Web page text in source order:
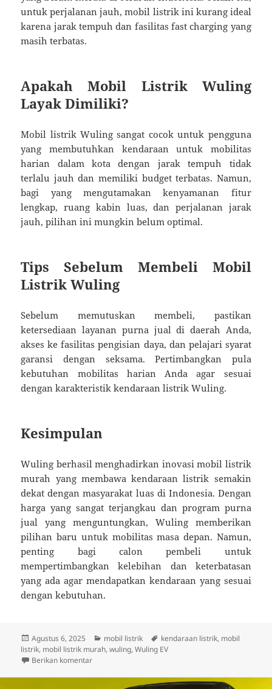
untuk perjalanan jauh, mobil listrik ini kurang ideal
karena jarak tempuh dan fasilitas fast charging yang
masih terbatas.
Apakah Mobil Listrik Wuling
Layak Dimiliki?
Mobil listrik Wuling sangat cocok untuk pengguna
yang membutuhkan kendaraan untuk mobilitas
harian dalam kota dengan jarak tempuh tidak
terlalu jauh dan memiliki budget terbatas. Namun,
bagi yang mengutamakan kenyamanan fitur
lengkap, ruang kabin luas, dan perjalanan jarak
jauh, pilihan ini mungkin belum optimal.
Tips Sebelum Membeli Mobil
Listrik Wuling
Sebelum memutuskan membeli, pastikan
ketersediaan layanan purna jual di daerah Anda,
akses ke fasilitas pengisian daya, dan pelajari syarat
garansi dengan seksama. Pertimbangkan pula
kebutuhan mobilitas harian Anda agar sesuai
dengan karakteristik kendaraan listrik Wuling.
Kesimpulan
Wuling berhasil menghadirkan inovasi mobil listrik
murah yang membawa kendaraan listrik semakin
dekat dengan masyarakat luas di Indonesia. Dengan
harga yang sangat terjangkau dan program purna
jual yang menguntungkan, Wuling memberikan
pilihan baru untuk mobilitas masa depan. Namun,
penting bagi calon pembeli untuk
mempertimbangkan kelebihan dan keterbatasan
yang ada agar mendapatkan kendaraan yang sesuai
dengan kebutuhan.
Diposkan
pada
Agustus 6, 2025 Kategori
mobil listrik Tag
kendaraan listrik, mobil
listrik, mobil listrik murah,wuling,Wuling EV
Berikan komentaruntuk Wuling dan Inovasi Mobil Listrik Murah: